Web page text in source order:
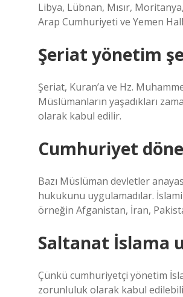
Libya, Lübnan, Mısır,
Arap Cumhuriyeti ve Yemen
Şeriat yönetim
Şeriat, Kuran’a ve Hz.
Müslümanların yaşadıkları
olarak kabul edilir.
Cumhuriyet
Bazı Müslüman devletler
hukukunu uygulamadılar.
örneğin Afganistan, İran,
Saltanat İslama
Çünkü cumhuriyetçi yönetim
zorunluluk olarak kabul